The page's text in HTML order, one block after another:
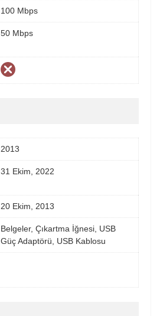
100 Mbps
50 Mbps
2013
31 Ekim, 2022
20 Ekim, 2013
Belgeler, Çıkartma İğnesi, USB
Güç Adaptörü, USB Kablosu